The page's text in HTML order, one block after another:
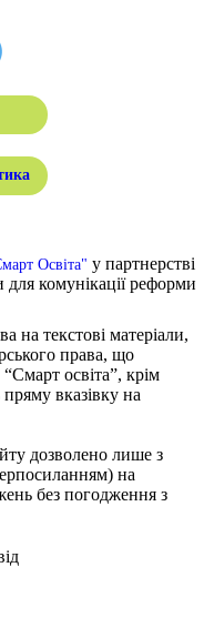
Освіта" у партнерстві
для комунікації реформи
на текстові матеріали,
права, що
освіта”, крім
пряму вказівку на
дозволено лише з
на
без погодження з